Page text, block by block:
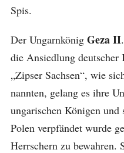
Spis.
Der Ungarnkönig Geza II
die Ansiedlung
„Zipser Sachsen“, wie
nannten, gelang es ihre
ungarischen Königen
Polen verpfändet wurde
Herrschern zu bewahren.